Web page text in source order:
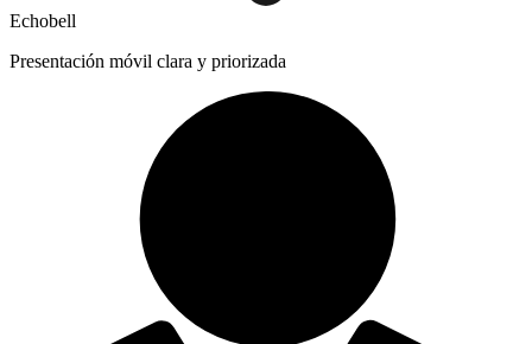
Echobell
Presentación móvil clara y priorizada